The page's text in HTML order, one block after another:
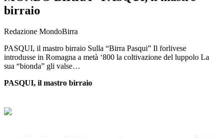
birraio
Redazione MondoBirra
PASQUI, il mastro birraio Sulla “Birra Pasqui” Il forlivese
introdusse in Romagna a metà ‘800 la coltivazione del luppolo La
sua “bionda” gli valse…
PASQUI, il mastro birraio